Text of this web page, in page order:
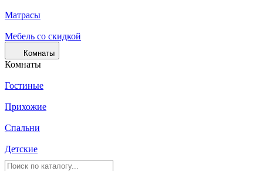
Матрасы
Мебель со скидкой
Комнаты
Комнаты
Гостиные
Прихожие
Спальни
Детские